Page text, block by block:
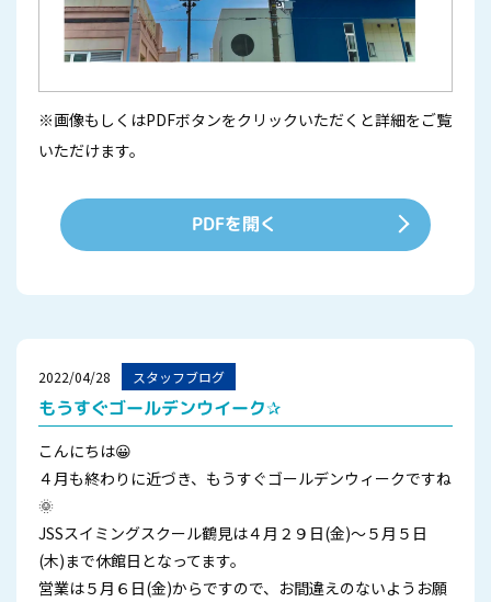
※画像もしくはPDFボタンをクリックいただくと詳細をご覧
いただけます。
PDFを開く
2022/04/28 スタッフブログ
もうすぐゴールデンウイーク✰
こんにちは😀
４月も終わりに近づき、もうすぐゴールデンウィークですね
🌞
JSSスイミングスクール鶴見は４月２９日(金)～５月５日
(木)まで休館日となってます。
営業は５月６日(金)からですので、お間違えのないようお願